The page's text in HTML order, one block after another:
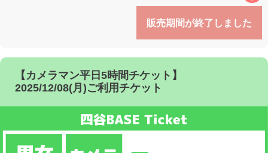
販売期間が終了しました
【カメラマン平日5時間チケット】
2025/12/08(月)ご利用チケット